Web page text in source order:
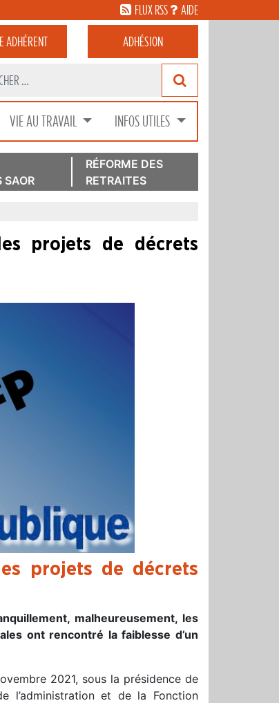
FLUX RSS AIDE
ADHÉRENT ADHÉSION
VIE AU TRAVAIL INFOS UTILES
SAOR
RÉFORME DES
RETRAITES
projets de décrets
projets de décrets
malheureusement, les
ont rencontré la faiblesse d’un
2021, sous la présidence de
l’administration et de la Fonction